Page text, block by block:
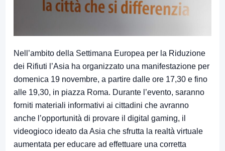
Nell’ambito della Settimana Europea per la Riduzione
dei Rifiuti l’Asia ha organizzato una manifestazione per
domenica 19 novembre, a partire dalle ore 17,30 e fino
alle 19,30, in piazza Roma. Durante l’evento, saranno
forniti materiali informativi ai cittadini che avranno
anche l’opportunità di provare il digital gaming, il
videogioco ideato da Asia che sfrutta la realtà virtuale
aumentata per educare ad effettuare una corretta